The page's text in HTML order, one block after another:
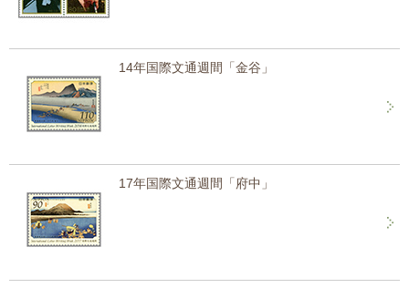
14年国際文通週間「金谷」
17年国際文通週間「府中」